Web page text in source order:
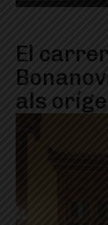
El
als